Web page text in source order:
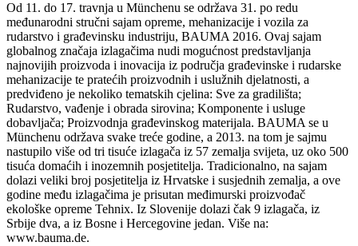
Od 11. do 17. travnja u Münchenu se održava 31. po redu
međunarodni stručni sajam opreme, mehanizacije i vozila za
rudarstvo i građevinsku industriju, BAUMA 2016. Ovaj sajam
globalnog značaja izlagačima nudi mogućnost predstavljanja
najnovijih proizvoda i inovacija iz područja građevinske i rudarske
mehanizacije te pratećih proizvodnih i uslužnih djelatnosti, a
predviđeno je nekoliko tematskih cjelina: Sve za gradilišta;
Rudarstvo, vađenje i obrada sirovina; Komponente i usluge
dobavljača; Proizvodnja građevinskog materijala. BAUMA se u
Münchenu održava svake treće godine, a 2013. na tom je sajmu
nastupilo više od tri tisuće izlagača iz 57 zemalja svijeta, uz oko 500
tisuća domaćih i inozemnih posjetitelja. Tradicionalno, na sajam
dolazi veliki broj posjetitelja iz Hrvatske i susjednih zemalja, a ove
godine među izlagačima je prisutan međimurski proizvođač
ekološke opreme Tehnix. Iz Slovenije dolazi čak 9 izlagača, iz
Srbije dva, a iz Bosne i Hercegovine jedan. Više na:
www.bauma.de.